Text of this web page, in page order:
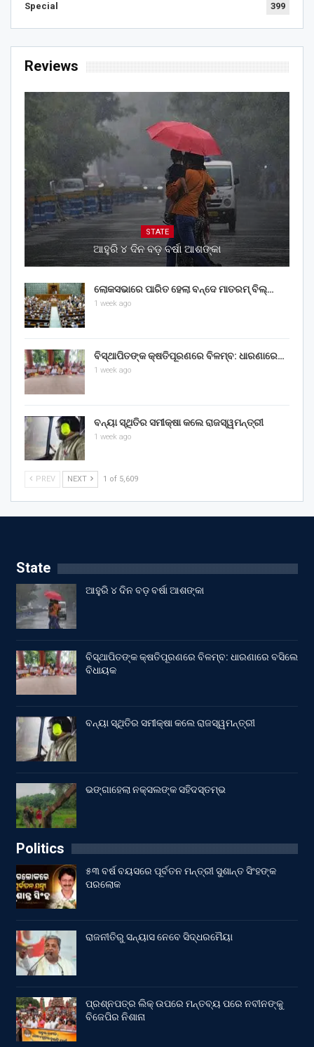
Special 399
Reviews
STATE
ଆହୁରି ୪ ଦିନ ବଡ଼ ବର୍ଷା ଆଶଙ୍କା
ଲୋକସଭାରେ ପାରିତ ହେଲା ବନ୍ଦେ ମାତରମ୍‌ ବିଲ୍‌…
1 week ago
ବିସ୍ଥାପିତଙ୍କ କ୍ଷତିପୂରଣରେ ବିଳମ୍ବ: ଧାରଣାରେ…
1 week ago
ବନ୍ୟା ସ୍ଥିତିର ସମୀକ୍ଷା କଲେ ରାଜସ୍ୱମନ୍ତ୍ରୀ
1 week ago
PREV NEXT 1 of 5,609
State
ଆହୁରି ୪ ଦିନ ବଡ଼ ବର୍ଷା ଆଶଙ୍କା
ବିସ୍ଥାପିତଙ୍କ କ୍ଷତିପୂରଣରେ ବିଳମ୍ବ: ଧାରଣାରେ ବସିଲେ
ବିଧାୟକ
ବନ୍ୟା ସ୍ଥିତିର ସମୀକ୍ଷା କଲେ ରାଜସ୍ୱମନ୍ତ୍ରୀ
ଭଙ୍ଗାହେଲା ନକ୍ସଲଙ୍କ ସହିଦସ୍ତମ୍ଭ
Politics
୫୩ ବର୍ଷ ବୟସରେ ପୂର୍ବତନ ମନ୍ତ୍ରୀ ସୁଶାନ୍ତ ସିଂହଙ୍କ
ପରଲୋକ
ରାଜନୀତିରୁ ସନ୍ୟାସ ନେବେ ସିଦ୍ଧରମୈୟା
ପ୍ରଶ୍ନପତ୍ର ଲିକ୍ ଉପରେ ମନ୍ତବ୍ୟ ପରେ ନବୀନଙ୍କୁ
ବିଜେପିର ନିଶାନା